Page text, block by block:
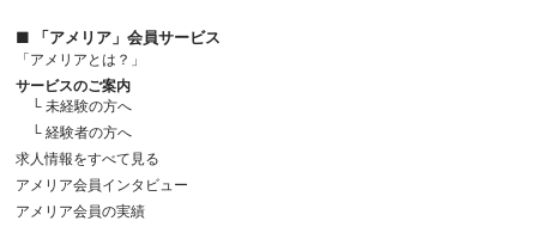
■ 「アメリア」会員サービス
「アメリアとは？」
サービスのご案内
└ 未経験の方へ
└ 経験者の方へ
求人情報をすべて見る
アメリア会員インタビュー
アメリア会員の実績